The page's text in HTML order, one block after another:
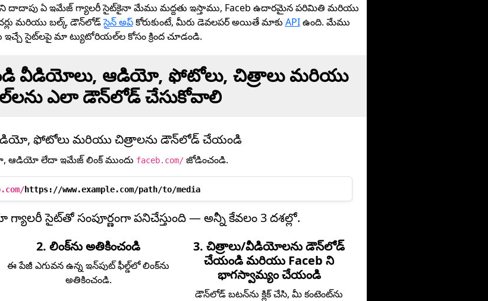
దాదాపు ఏ ఇమేజ్ గ్యాలరీ సైట్‌కైనా మేము మద్దతు ఇస్తాము, Faceb ఉదారమైన పరిమితి మరియు
మరియు బల్క్ డౌన్‌లోడ్సైన్ అప్కోరుకుంటే, మీరు డెవలపర్ అయితే మాకు APIఉంది. మేము
ఇచ్చే సైట్‌లపై మా ట్యుటోరియల్‌ల కోసం క్రింద చూడండి.
వీడియోలు, ఆడియో, ఫోటోలు, చిత్రాలు మరియు
ఎలా డౌన్‌లోడ్ చేసుకోవాలి
ఫోటోలు మరియు చిత్రాలను డౌన్‌లోడ్ చేయండి
లేదా ఇమేజ్ లింక్ ముందు faceb.com/ జోడించండి.
https://www.example.com/path/to/media
సైట్‌తో సంపూర్ణంగా పనిచేస్తుంది — అన్నీ కేవలం 3 దశల్లో.
2. లింక్‌ను అతికించండి
ఈ పేజీ ఎగువన ఉన్న ఇన్‌పుట్ ఫీల్డ్‌లో లింక్‌ను
అతికించండి.
3. చిత్రాలు/వీడియోలను డౌన్‌లోడ్
చేయండి మరియు Faceb ని
భాగస్వామ్యం చేయండి
డౌన్‌లోడ్ బటన్‌ను క్లిక్ చేసి, మీ కంటెంట్‌ను